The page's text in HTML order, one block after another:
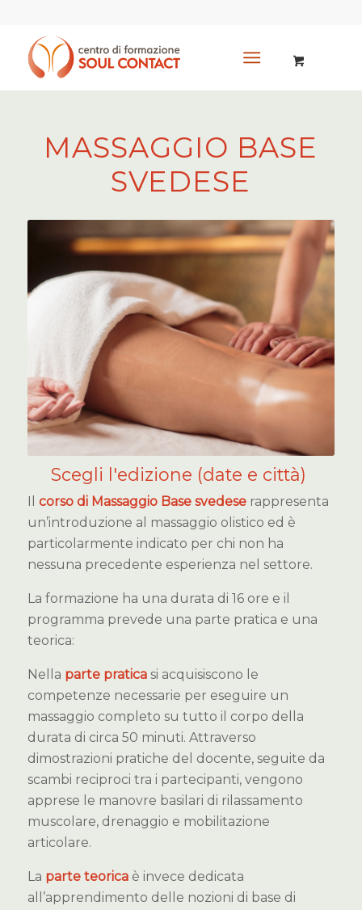
MASSAGGIO BASE
SVEDESE
Scegli l'edizione (date e città)
Il corso di Massaggio Base svedeserappresenta
un’introduzione al massaggio olistico ed è
particolarmente indicato per chi non ha
nessuna precedente esperienza nel settore.
La formazione ha una durata di 16 ore e il
programma prevede una parte pratica e una
teorica:
Nella parte praticasi acquisiscono le
competenze necessarie per eseguire un
massaggio completo su tutto il corpo della
durata di circa 50 minuti. Attraverso
dimostrazioni pratiche del docente, seguite da
scambi reciproci tra i partecipanti, vengono
apprese le manovre basilari di rilassamento
muscolare, drenaggio e mobilitazione
articolare.
La parte teoricaè invece dedicata
all’apprendimento delle nozioni di base di